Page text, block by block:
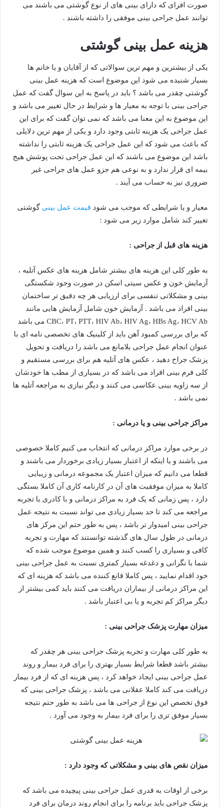
صورت افرای که دارای بینی های از نوع گوشتی می باشند می
توانند عمل جراحی بینی موفقی را داشته باشند .
هزینه عمل بینی گوشتی
یکی از بیشترین و مهم ترین سوالاتی که از آقایان و یا خانم ها
بسیار شنیده می شود این موضوع است که هزینه عمل بینی
گوشتی چقدر می باشد ؟ باید در پاسخ به این سوال گفت که عمل
جراحی بینی با توجه به معیار ها و شرایط در حال تغییر می باشد و
این موضوع به این معنا می باشد که نمی توان گفت که برای این
عمل جراحی یک هزینه ثابتی وجود دارد و یکی از مهم ترین دلایلی
که باعث می شود که این عمل جراحی یک هزینه ثابتی را نداشته
باشد این موضوع می باشند که این عمل جراحی تحت پوشش هیج
بیمه ای قرار ندارد و به نوعی هم جزو عمل های جراحی غیر
ضروری نیز به حساب می آیند .
معیار و یا شرایطی که موجب می شود قیمت عمل بینی گوشتی
تغییر کند شامل موارد زیر می شود :
هزینه های قبل از جراحی :
به طور کلی این هزینه های بیشتر شامل هزینه های عکس آتلیه ،
آزمایش خون و عکس سیتی اسکن در صورت وجود شکستگی
بینی و مشکلاتی تنفسی برای ارزیابی هر چه دقیق تر ساختمان
بینی افراد می باشد . آزمایش خون شامل آزمایش هایی مانند
CBC، PT، PTT، HIV Ab، HIV Ag، HBs Ag، HCV Ab می باشد
که برای بررسی کمبود آهن باید از کلینیک های تخصصی نامه ای با
عنوان انجام عمل جراحی بلامانع می باشد را دریافت و تحویل
پزشک جراح دهید ، عکس های آتلیه هم برای بررسی مستقیم و
کلی فرم بینی افراد می باشد که در بسیاری از مطب ها خودشان
از سه زاویه بینی عکاسی می کنند و دیگر نیازی به مراجعه آتلیه ها
نمی باشد .
مراکز جراحی بینی و یا درمانی :
در برخی موارد مراکز درمانی که انتخاب می کنیم کاملا خصوصی
می باشند و یا اینکه از اعتبار بسیار زیادی برخوردار می باشند و
قطعا می دانیم که میزان اعتبار یک مجموعه درمانی و زیبایی
کاملا به میزان موفقیت های آن در کارنامه کاری آن کاملا بستگی
دارد ، پس زمانی که یک فرد به مراکز درمانی و با کادری با تجربه
مراجعه می کند تا حد بسیار زیادی می تواند نسبت به نتیجه عمل
جراحی بینی امیدوار تر باشد ، پس به طور حتم این مرکز های
درمانی در طول سال های گذشته توانستند که مهارت و تجربه
کافی و بسیاری را کسب کنند و همین موضوع موجب شده که
شما با نگرانی و دغدغه بسیار کمتری نسبت به عمل جراحی بینی
خود اقدام نمایید ، پس کاملا قانع کننده می باشد که هزینه ای که
این مراکز درمانی از بیماران دریافت می کنند باید کمی بیشتر از
دیگر مراکز کم تجربه و یا بی اعتبار باشد .
میزان مهارت پزشک جراحی بینی :
به طور کلی مهارت و تجربه پزشک جراحی بینی هر چقدر که
بیشتر باشد قطعا شرایط بسیار بهتری را برای فرد بیمار و روند
عمل جراحی بینی ایجاد خواهد کرد ، پس هزینه ای که از فرد بیمار
دریافت می کند کاملا عقلانی می باشد ، پزشک جراحی بینی که
فوق تخصص این نوع از جراحی ها می باشد به طور حتم نتیجه
بسیار موفق تری را برای فرد بیمار به وجود می آورد .
میزان نقص های بینی و مشکلاتی که وجود دارد :
برخی از اوقات به قدری عمل جراحی بینی پیچیده می باشد که
پزشک جراحی باید برنامه را برای انجام روند درمان برای فرد